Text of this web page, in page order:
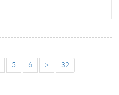
5 6 > 32